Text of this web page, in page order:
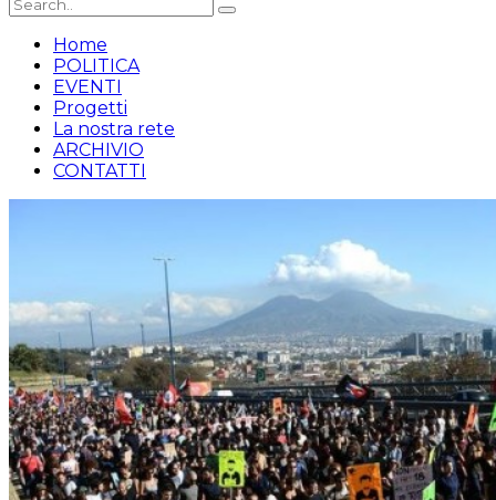
Home
POLITICA
EVENTI
Progetti
La nostra rete
ARCHIVIO
CONTATTI